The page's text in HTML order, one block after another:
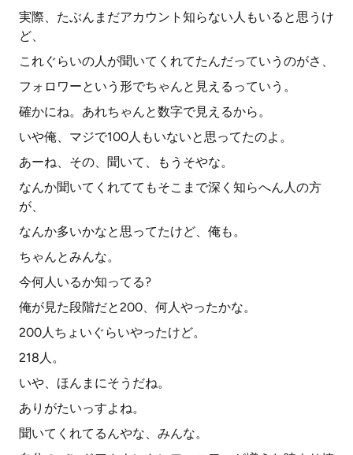
実際、たぶんまだアカウント知らない人もいると思うけ
ど、
これぐらいの人が聞いてくれてたんだっていうのがさ、
フォロワーという形でちゃんと見えるっていう。
確かにね。あれちゃんと数字で見えるから。
いや俺、マジで100人もいないと思ってたのよ。
あーね、その、聞いて、もうそやな。
なんか聞いてくれててもそこまで深く知らへん人の方
が、
なんか多いかなと思ってたけど、俺も。
ちゃんとみんな。
今何人いるか知ってる?
俺が見た段階だと200、何人やったかな。
200人ちょいぐらいやったけど。
218人。
いや、ほんまにそうだね。
ありがたいっすよね。
聞いてくれてるんやな、みんな。